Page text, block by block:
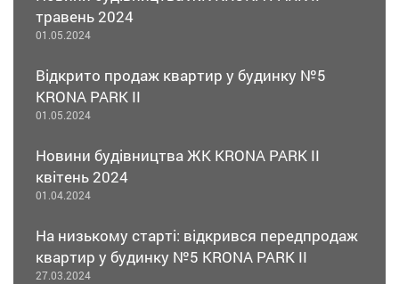
травень 2024
01.05.2024
Відкрито продаж квартир у будинку №5
KRONA PARK II
01.05.2024
Новини будівництва ЖК KRONA PARK II
квітень 2024
01.04.2024
На низькому старті: відкрився передпродаж
квартир у будинку №5 KRONA PARK II
27.03.2024